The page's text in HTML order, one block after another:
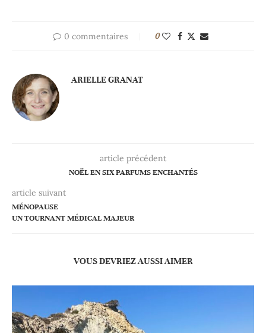
0 commentaires 0
ARIELLE GRANAT
article précédent
NOËL EN SIX PARFUMS ENCHANTÉS
article suivant
MÉNOPAUSE
UN TOURNANT MÉDICAL MAJEUR
VOUS DEVRIEZ AUSSI AIMER